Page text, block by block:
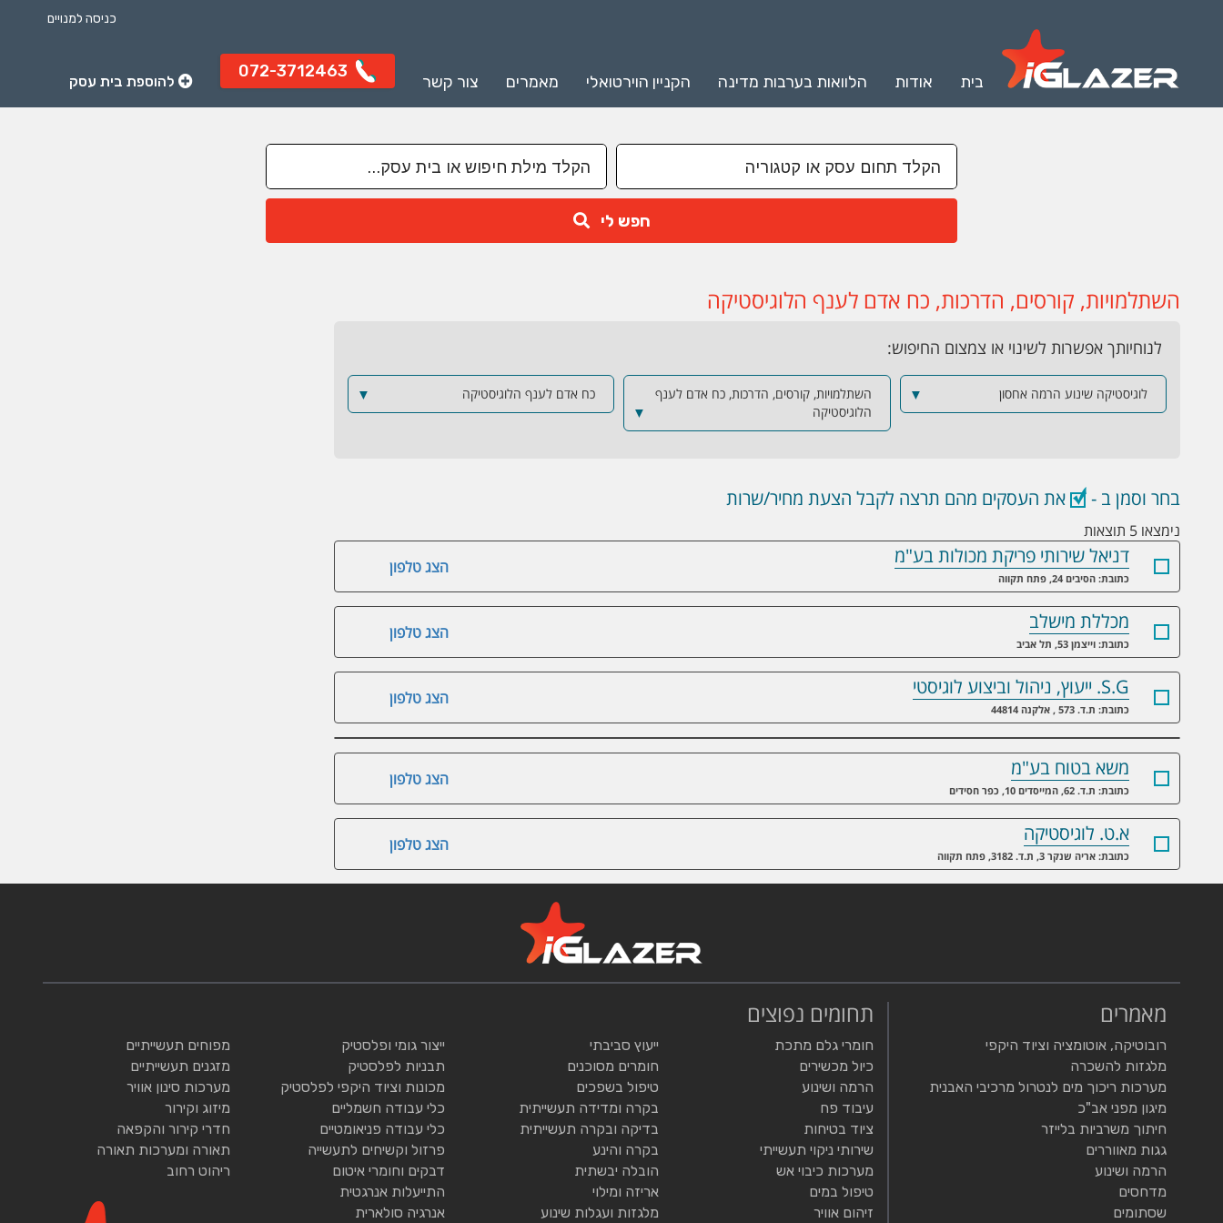
כניסה למנויים
בית אודות הלוואות בערבות מדינה הקניין הוירטואלי מאמרים צור קשר
072-3712463
להוספת בית עסק
חפש לי
השתלמויות, קורסים, הדרכות, כח אדם לענף הלוגיסטיקה
לנוחיותך אפשרות לשינוי או צמצום החיפוש:
לוגיסטיקה שינוע הרמה אחסון ▼
השתלמויות, קורסים, הדרכות, כח אדם לענף
הלוגיסטיקה
▼
כח אדם לענף הלוגיסטיקה ▼
בחר וסמן ב - את העסקים מהם תרצה לקבל הצעת מחיר/שרות
נימצאו 5 תוצאות
הצג טלפון
דניאל שירותי פריקת מכולות בע"מ
כתובת: הסיבים 24, פתח תקווה
הצג טלפון מכללת מישלב
כתובת: וייצמן 53, תל אביב
הצג טלפון S.G. ייעוץ, ניהול וביצוע לוגיסטי
כתובת: ת.ד. 573 , אלקנה 44814
הצג טלפון משא בטוח בע"מ
כתובת: ת.ד. 62, המייסדים 10, כפר חסידים
הצג טלפון א.ט. לוגיסטיקה
כתובת: אריה שנקר 3, ת.ד. 3182, פתח תקווה
מאמרים
רובוטיקה, אוטומציה וציוד היקפי
מלגזות להשכרה
מערכות ריכוך מים לנטרול מרכיבי האבנית
מיגון מפני אב"כ
חיתוך משרביות בלייזר
גגות מאווררים
הרמה ושינוע
מדחסים
שסתומים
תחומים נפוצים
חומרי גלם מתכת
כיול מכשירים
הרמה ושינוע
עיבוד פח
ציוד בטיחות
שירותי ניקוי תעשייתי
מערכות כיבוי אש
טיפול במים
זיהום אוויר
ייעוץ סביבתי
חומרים מסוכנים
טיפול בשפכים
בקרה ומדידה תעשייתית
בדיקה ובקרה תעשייתית
בקרה והינע
הובלה יבשתית
אריזה ומילוי
מלגזות ועגלות שינוע
ייצור גומי ופלסטיק
תבניות לפלסטיק
מכונות וציוד היקפי לפלסטיק
כלי עבודה חשמליים
כלי עבודה פניאומטיים
פרזול וקשיחים לתעשייה
דבקים וחומרי איטום
התייעלות אנרגטית
אנרגיה סולארית
מפוחים תעשייתיים
מזגנים תעשייתיים
מערכות סינון אוויר
מיזוג וקירור
חדרי קירור והקפאה
תאורה ומערכות תאורה
ריהוט רחוב